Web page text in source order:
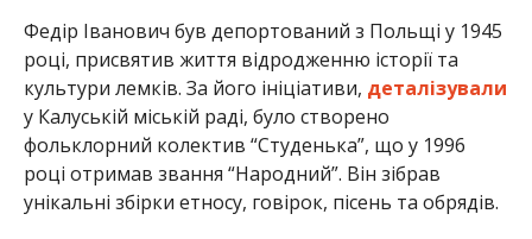
Федір Іванович був депортований з Польщі у 1945
році, присвятив життя відродженню історії та
культури лемків. За його ініціативи, деталізували
у Калуській міській раді, було створено
фольклорний колектив “Студенька”, що у 1996
році отримав звання “Народний”. Він зібрав
унікальні збірки етносу, говірок, пісень та обрядів.